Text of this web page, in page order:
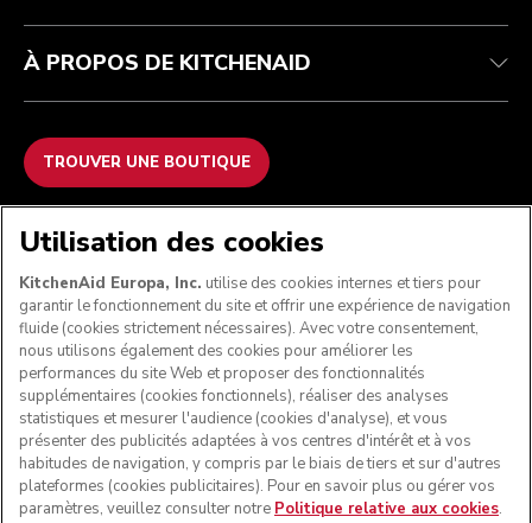
À PROPOS DE KITCHENAID
TROUVER UNE BOUTIQUE
NOUS ACCEPTONS
SUIVEZ-NOUS
Utilisation des cookies
KitchenAid Europa, Inc. utilise des cookies internes et tiers pour
garantir le fonctionnement du site et offrir une expérience de navigation
fluide (cookies strictement nécessaires). Avec votre consentement,
nous utilisons également des cookies pour améliorer les
performances du site Web et proposer des fonctionnalités
supplémentaires (cookies fonctionnels), réaliser des analyses
statistiques et mesurer l'audience (cookies d'analyse), et vous
présenter des publicités adaptées à vos centres d'intérêt et à vos
habitudes de navigation, y compris par le biais de tiers et sur d'autres
plateformes (cookies publicitaires). Pour en savoir plus ou gérer vos
paramètres, veuillez consulter notre Politique relative aux cookies.